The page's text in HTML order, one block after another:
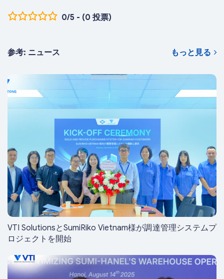
0/5 - (0 投票)
参考: ニュース もっと見る
VTI SolutionsとSumiRiko Vietnam様が調達管理システムプ
ロジェクトを開始